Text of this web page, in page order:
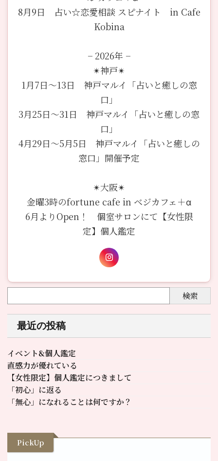
8月9日 占い☆恋愛相談 スピナイト in Cafe
Kobina
− 2026年 −
✴︎神戸✴︎
1月7日〜13日 神戸マルイ「占いと癒しの窓
口」
3月25日〜31日 神戸マルイ「占いと癒しの窓
口」
4月29日〜5月5日 神戸マルイ「占いと癒しの
窓口」開催予定
✴︎大阪✴︎
金曜3時のfortune cafe in ベジカフェ＋α
6月よりOpen！ 個室サロンにて【女性限
定】個人鑑定
検索
最近の投稿
イベント&個人鑑定
直感力が優れている
【女性限定】個人鑑定につきまして
「初心」に返る
「無心」になれることは何ですか？
PickUp